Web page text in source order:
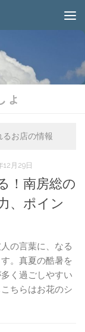
ょ
お店の情報
12月29日
！南房総の
、ポイン
の言葉に、なる
。真夏の酷暑を
く過ごしやすい
ちらはお花のシ